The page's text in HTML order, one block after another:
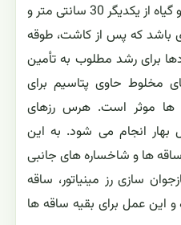
مشخص می گردد. فاصله هر دو گیاه از یکدیگر 30 سانتی متر و
ای باشد که پس از کاشت، طوقه
برای رشد مطلوب به تأمین
مخلوط حاوی پتاسیم برای
ها موثر است. هرس رزهای
بهار انجام می شود. به این
ها و شاخساره های جانبی
سازی رز مینیاتور، ساقه
و این عمل برای بقیه ساقه ها